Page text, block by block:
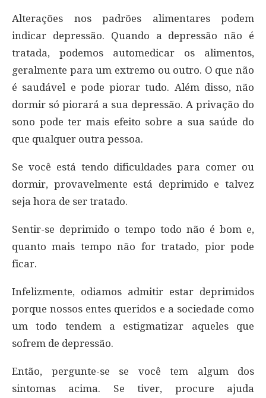
Alterações nos padrões alimentares podem
indicar depressão. Quando a depressão não é
tratada, podemos automedicar os alimentos,
geralmente para um extremo ou outro. O que não
é saudável e pode piorar tudo. Além disso, não
dormir só piorará a sua depressão. A privação do
sono pode ter mais efeito sobre a sua saúde do
que qualquer outra pessoa.
Se você está tendo dificuldades para comer ou
dormir, provavelmente está deprimido e talvez
seja hora de ser tratado.
Sentir-se deprimido o tempo todo não é bom e,
quanto mais tempo não for tratado, pior pode
ficar.
Infelizmente, odiamos admitir estar deprimidos
porque nossos entes queridos e a sociedade como
um todo tendem a estigmatizar aqueles que
sofrem de depressão.
Então, pergunte-se se você tem algum dos
sintomas acima. Se tiver, procure ajuda